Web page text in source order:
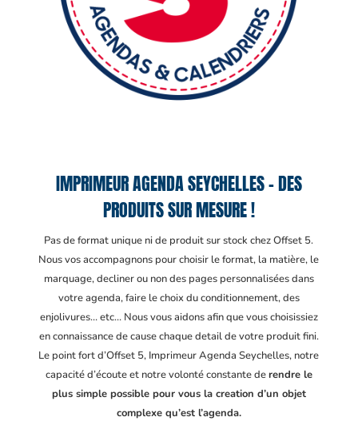
IMPRIMEUR AGENDA SEYCHELLES – DES
PRODUITS SUR MESURE !
Pas de format unique ni de produit sur stock chez Offset 5.
Nous vos accompagnons pour choisir le format, la matière, le
marquage, decliner ou non des pages personnalisées dans
votre agenda, faire le choix du conditionnement, des
enjolivures… etc… Nous vous aidons afin que vous choisissiez
en connaissance de cause chaque detail de votre produit fini.
Le point fort d’Offset 5, Imprimeur Agenda Seychelles, notre
capacité d’écoute et notre volonté constante derendre le
plus simple possible pour vous la creation d’un objet
complexe qu’est l’agenda.